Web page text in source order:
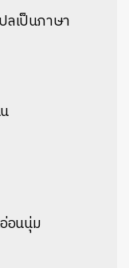
เป็นภาษา
อนนุ่ม